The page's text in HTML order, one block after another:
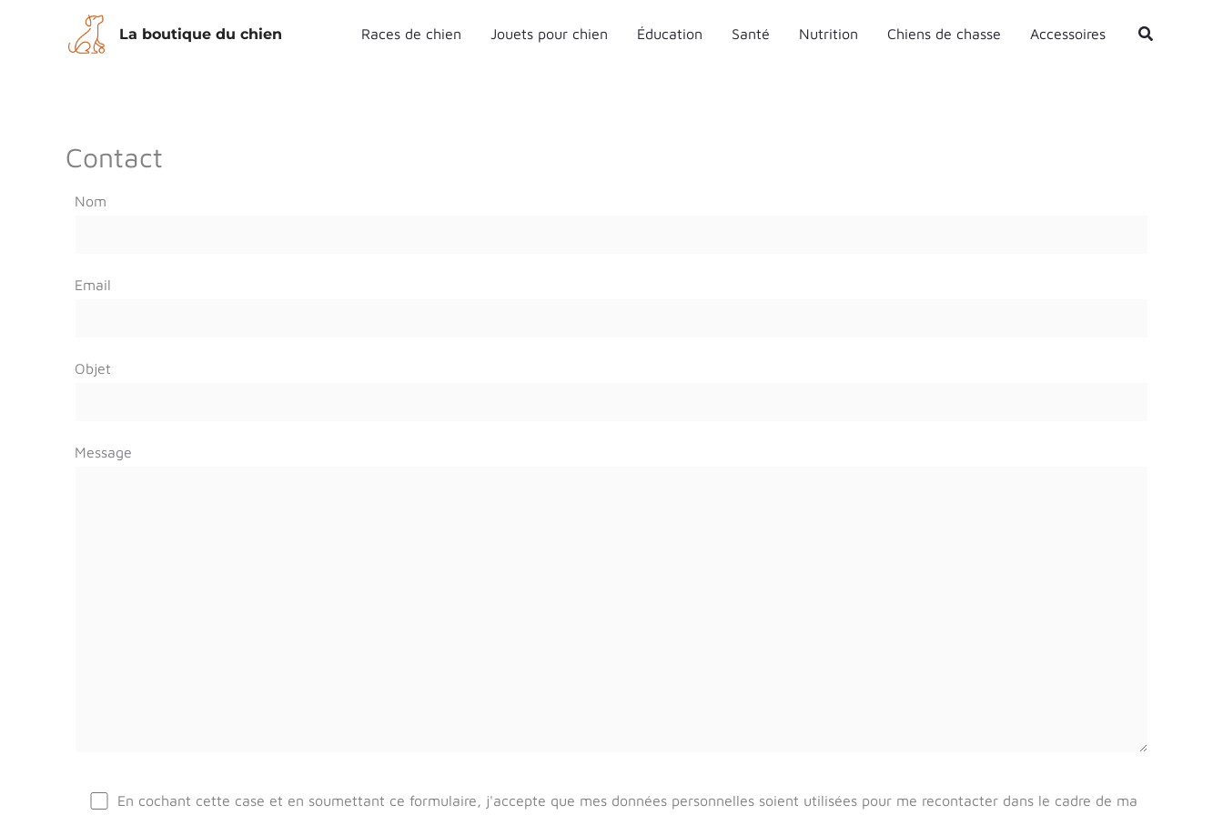
La boutique du chien Races de chien Jouets pour chien Éducation Santé Nutrition Chiens de chasse Accessoires Rechercher
Contact
Nom
Email
Objet
Message
En cochant cette case et en soumettant ce formulaire, j'accepte que mes données personnelles soient utilisées pour me recontacter dans le cadre de ma